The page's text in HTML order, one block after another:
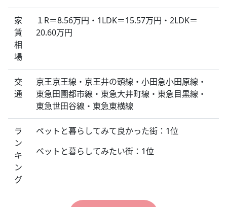
家
賃
相
場
１R＝8.56万円・1LDK＝15.57万円・2LDK＝
20.60万円
交
通
京王京王線・京王井の頭線・小田急小田原線・
東急田園都市線・東急大井町線・東急目黒線・
東急世田谷線・東急東横線
ラ
ン
キ
ン
グ
ペットと暮らしてみて良かった街：1位
ペットと暮らしてみたい街：1位